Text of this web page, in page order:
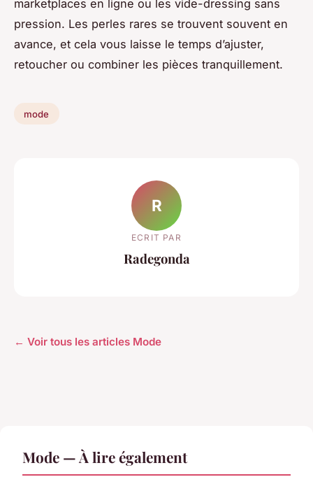
marketplaces en ligne ou les vide-dressing sans
pression. Les perles rares se trouvent souvent en
avance, et cela vous laisse le temps d’ajuster,
retoucher ou combiner les pièces tranquillement.
mode
R
ECRIT PAR
Radegonda
← Voir tous les articles Mode
Mode — À lire également